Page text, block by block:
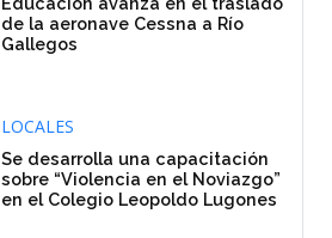
de la aeronave Cessna a Río
Gallegos
LOCALES
Se desarrolla una capacitación
sobre “Violencia en el Noviazgo”
en el Colegio Leopoldo Lugones